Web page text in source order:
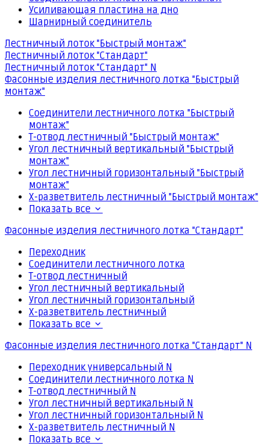
Усиливающая пластина на дно
Шарнирный соединитель
Лестничный лоток "Быстрый монтаж"
Лестничный лоток "Стандарт"
Лестничный лоток "Стандарт" N
Фасонные изделия лестничного лотка "Быстрый
монтаж"
Соединители лестничного лотка "Быстрый
монтаж"
Т-отвод лестничный "Быстрый монтаж"
Угол лестничный вертикальный "Быстрый
монтаж"
Угол лестничный горизонтальный "Быстрый
монтаж"
Х-разветвитель лестничный "Быстрый монтаж"
Показать все
Фасонные изделия лестничного лотка "Стандарт"
Переходник
Соединители лестничного лотка
Т-отвод лестничный
Угол лестничный вертикальный
Угол лестничный горизонтальный
Х-разветвитель лестничный
Показать все
Фасонные изделия лестничного лотка "Стандарт" N
Переходник универсальный N
Соединители лестничного лотка N
Т-отвод лестничный N
Угол лестничный вертикальный N
Угол лестничный горизонтальный N
Х-разветвитель лестничный N
Показать все